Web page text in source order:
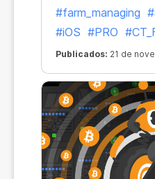
PRO no iOS. É
#farm_managing
#iOS #PRO
Publicados: 21 de